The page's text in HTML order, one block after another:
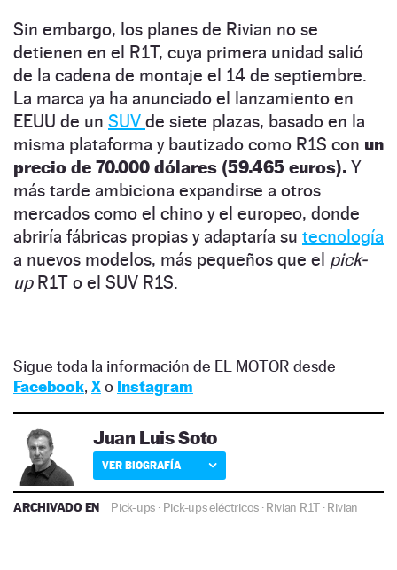
Sin embargo, los planes de Rivian no se
detienen en el R1T, cuya primera unidad salió
de la cadena de montaje el 14 de septiembre.
La marca ya ha anunciado el lanzamiento en
EEUU de un SUV de siete plazas, basado en la
misma plataforma y bautizado como R1S con un
precio de 70.000 dólares (59.465 euros). Y
más tarde ambiciona expandirse a otros
mercados como el chino y el europeo, donde
abriría fábricas propias y adaptaría su tecnología
a nuevos modelos, más pequeños que el pick-
upR1T o el SUV R1S.
Sigue toda la información de EL MOTOR desde
Facebook, Xo Instagram
Juan Luis Soto
VER BIOGRAFÍA
ARCHIVADO EN Pick-ups · Pick-ups eléctricos ·Rivian R1T ·Rivian